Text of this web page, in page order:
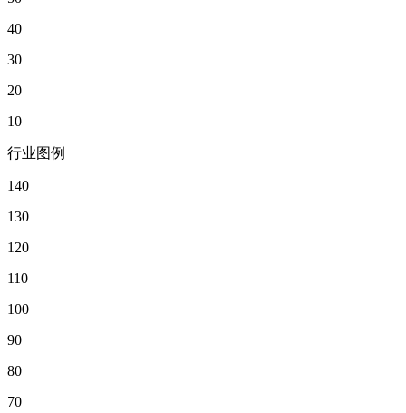
40
30
20
10
行业图例
140
130
120
110
100
90
80
70